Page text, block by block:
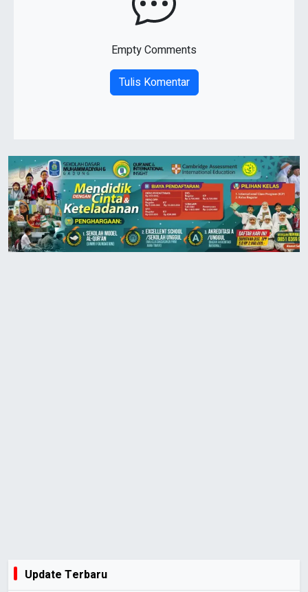
Empty Comments
Tulis Komentar
Update Terbaru